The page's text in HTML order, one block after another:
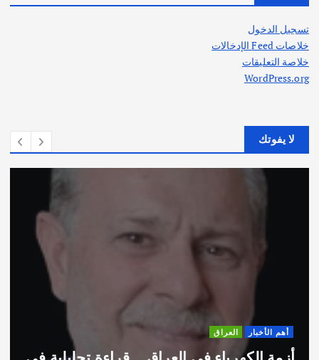
تسجيل الدخول
خلاصات Feed الإدخالات
خلاصة التعليقات
WordPress.org
لا يفوتك
أهم الأخبار ثقافة وفنون